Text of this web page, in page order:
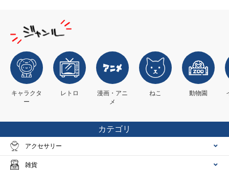
キャラクタ
ー
レトロ
漫画・アニ
メ
ねこ 動物園
カテゴリ
アクセサリー
雑貨